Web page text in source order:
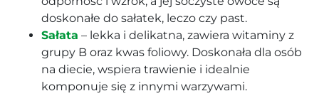
doskonałe do sałatek, leczo czy past.
Sałata – lekka i delikatna, zawiera witaminy z
grupy B oraz kwas foliowy. Doskonała dla osób
na diecie, wspiera trawienie i idealnie
komponuje się z innymi warzywami.